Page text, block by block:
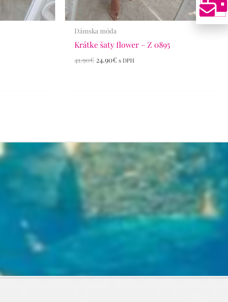
Dámska móda
Krátke šaty flower – Z 0895
41.90€ 24.90€ s DPH